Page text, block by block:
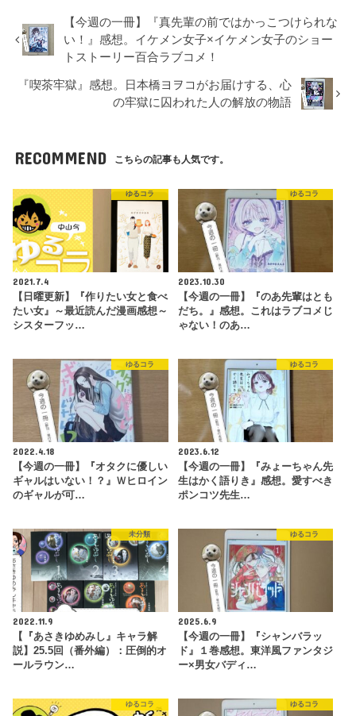
【今週の一冊】『真先輩の前ではかっこつけられな
い！』感想。イケメン女子×イケメン女子のショー
トストーリー百合ラブコメ！
『喫茶牢獄』感想。日本橋ヨヲコがお届けする、心
の牢獄に囚われた人の解放の物語
RECOMMEND こちらの記事も人気です。
ゆるコラ
2021.7.4
【日曜更新】『作りたい女と食べ
たい女』～最近読んだ漫画感想～
シスターフッ…
ゆるコラ
2023.10.30
【今週の一冊】『のあ先輩はとも
だち。』感想。これはラブコメじ
ゃない！のあ…
ゆるコラ
2022.4.18
【今週の一冊】『オタクに優しい
ギャルはいない！？』Ｗヒロイン
のギャルが可…
ゆるコラ
2023.6.12
【今週の一冊】『みょーちゃん先
生はかく語りき』感想。愛すべき
ポンコツ先生…
未分類
2022.11.9
【『あさきゆめみし』キャラ解
説】25.5回（番外編）：圧倒的オ
ールラウン…
ゆるコラ
2025.6.9
【今週の一冊】『シャンバラッ
ド』１巻感想。東洋風ファンタジ
ー×男女バディ…
ゆるコラ ゆるコラ